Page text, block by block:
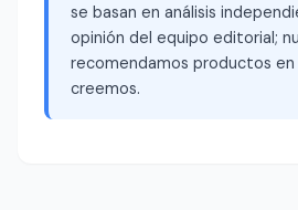
se basan en análisis
opinión del equipo editorial;
recomendamos productos en
creemos.